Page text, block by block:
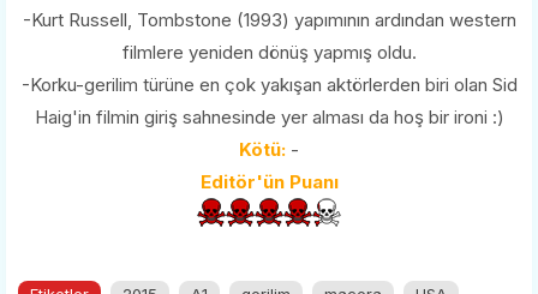
-Kurt Russell, Tombstone (1993) yapımının ardından western
filmlere yeniden dönüş yapmış oldu.
-Korku-gerilim türüne en çok yakışan aktörlerden biri olan Sid
Haig'in filmin giriş sahnesinde yer alması da hoş bir ironi :)
Kötü: -
Editör'ün Puanı